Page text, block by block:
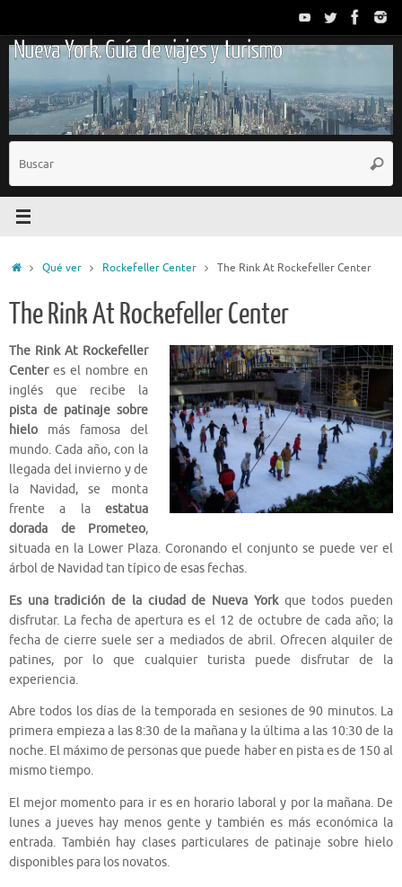
contenido
Nueva York. Guía de viajes y turismo
InicioQué ver Rockefeller Center The Rink At Rockefeller Center
The Rink At Rockefeller Center
The Rink At Rockefeller
Centeres el nombre en
inglés que recibe la
pista de patinaje sobre
hielo más famosa del
mundo. Cada año, con la
llegada del invierno y de
la Navidad, se monta
frente a la estatua
dorada de Prometeo,
situada en la Lower Plaza. Coronando el conjunto se puede ver el
árbol de Navidad tan típico de esas fechas.
Es una tradición de la ciudad de Nueva Yorkque todos pueden
disfrutar. La fecha de apertura es el 12 de octubre de cada año; la
fecha de cierre suele ser a mediados de abril. Ofrecen alquiler de
patines, por lo que cualquier turista puede disfrutar de la
experiencia.
Abre todos los días de la temporada en sesiones de 90 minutos. La
primera empieza a las 8:30 de la mañana y la última a las 10:30 de la
noche. El máximo de personas que puede haber en pista es de 150 al
mismo tiempo.
El mejor momento para ir es en horario laboral y por la mañana. De
lunes a jueves hay menos gente y también es más económica la
entrada. También hay clases particulares de patinaje sobre hielo
disponibles para los novatos.